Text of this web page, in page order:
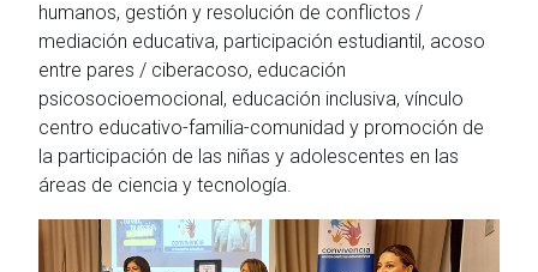
humanos, gestión y resolución de conflictos /
mediación educativa, participación estudiantil, acoso
entre pares / ciberacoso, educación
psicosocioemocional, educación inclusiva, vínculo
centro educativo-familia-comunidad y promoción de
la participación de las niñas y adolescentes en las
áreas de ciencia y tecnología.